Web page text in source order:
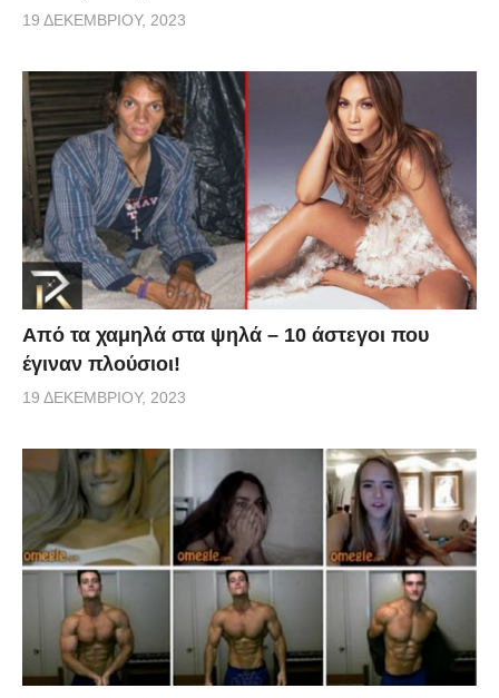
19 ΔΕΚΕΜΒΡΊΟΥ, 2023
Από τα χαμηλά στα ψηλά – 10 άστεγοι που
έγιναν πλούσιοι!
19 ΔΕΚΕΜΒΡΊΟΥ, 2023